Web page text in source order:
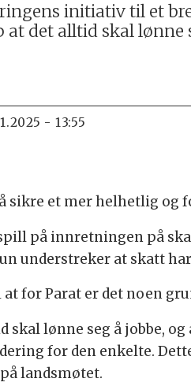
initiativ til et
det alltid skal lønne
- 13:55
sikre et mer helhetlig og
på innretningen på
understreker at skatt
at for Parat er det noen
lønne seg å jobbe,
for den enkelte.
landsmøtet.